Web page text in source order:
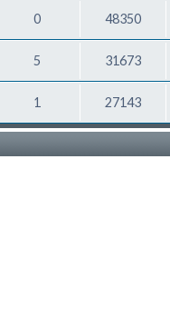
0 48350
5 31673
1 27143